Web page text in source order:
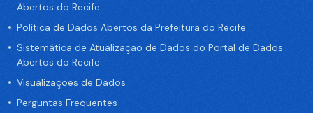
Abertos do Recife
Política de Dados Abertos da Prefeitura do Recife
Sistemática de Atualização de Dados do Portal de Dados
Abertos do Recife
Visualizações de Dados
Perguntas Frequentes